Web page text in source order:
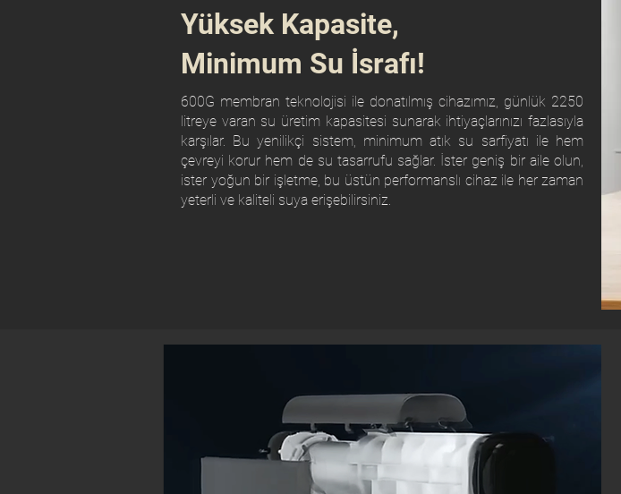
Yüksek Kapasite,
Minimum Su İsrafı!
600G membran teknolojisi ile donatılmış cihazımız, günlük 2250
litreye varan su üretim kapasitesi sunarak ihtiyaçlarınızı fazlasıyla
karşılar. Bu yenilikçi sistem, minimum atık su sarfiyatı ile hem
çevreyi korur hem de su tasarrufu sağlar. İster geniş bir aile olun,
ister yoğun bir işletme, bu üstün performanslı cihaz ile her zaman
yeterli ve kaliteli suya erişebilirsiniz.